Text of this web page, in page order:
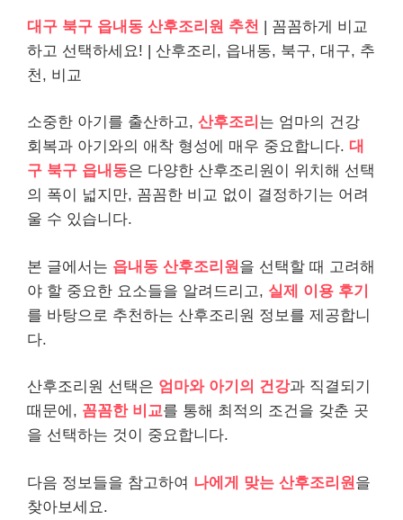
대구 북구 읍내동 산후조리원 추천 | 꼼꼼하게 비교
하고 선택하세요! | 산후조리, 읍내동, 북구, 대구, 추
천, 비교
소중한 아기를 출산하고, 산후조리 는 엄마의 건강
회복과 아기와의 애착 형성에 매우 중요합니다. 대
구 북구 읍내동은 다양한 산후조리원이 위치해 선택
의 폭이 넓지만, 꼼꼼한 비교 없이 결정하기는 어려
울 수 있습니다.
본 글에서는 읍내동 산후조리원 을 선택할 때 고려해
야 할 중요한 요소들을 알려드리고, 실제 이용 후기
를 바탕으로 추천하는 산후조리원 정보를 제공합니
다.
산후조리원 선택은 엄마와 아기의 건강과 직결되기
때문에, 꼼꼼한 비교를 통해 최적의 조건을 갖춘 곳
을 선택하는 것이 중요합니다.
다음 정보들을 참고하여 나에게 맞는 산후조리원 을
찾아보세요.